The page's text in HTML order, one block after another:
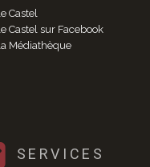
le Castel
le Castel sur Facebook
la Médiathèque
SERVICES